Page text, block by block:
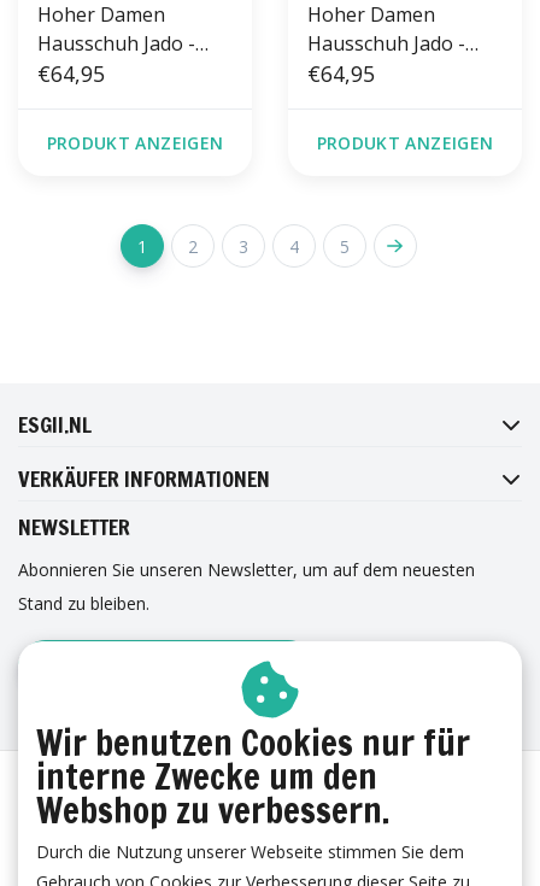
Hoher Damen
Hausschuh Jado -
Blaubeere - Größe
€64,95
PRODUKT ANZEIGEN
Hoher Damen
Hausschuh Jado -
Sesam - Größe 36-41
€64,95
PRODUKT ANZEIGEN
1 2 3 4 5
ESGII.NL
VERKÄUFER INFORMATIONEN
NEWSLETTER
Abonnieren Sie unseren Newsletter, um auf dem neuesten
Stand zu bleiben.
ANMELDUNG ZUM NEWSLETTER
Wir benutzen Cookies nur für
interne Zwecke um den
Webshop zu verbessern.
Durch die Nutzung unserer Webseite stimmen Sie dem